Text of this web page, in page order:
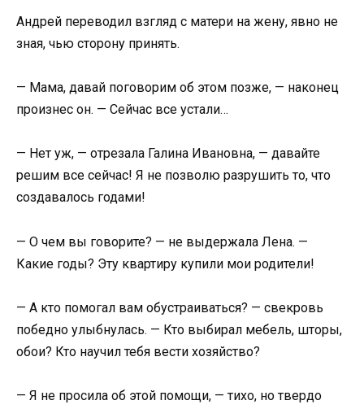
Андрей переводил взгляд с матери на жену, явно не
зная, чью сторону принять.
— Мама, давай поговорим об этом позже, — наконец
произнес он. — Сейчас все устали…
— Нет уж, — отрезала Галина Ивановна, — давайте
решим все сейчас! Я не позволю разрушить то, что
создавалось годами!
— О чем вы говорите? — не выдержала Лена. —
Какие годы? Эту квартиру купили мои родители!
— А кто помогал вам обустраиваться? — свекровь
победно улыбнулась. — Кто выбирал мебель, шторы,
обои? Кто научил тебя вести хозяйство?
— Я не просила об этой помощи, — тихо, но твердо